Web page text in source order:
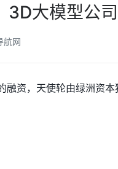
3D大模型公
航网
融资，天使轮由绿洲资